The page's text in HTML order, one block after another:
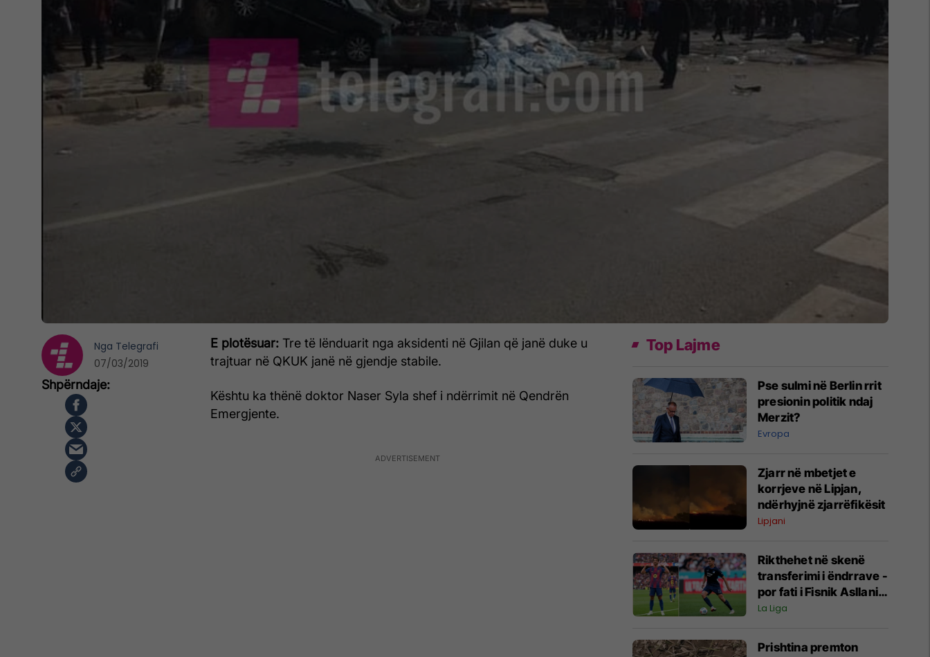
E plotësuar: Tre të lënduarit nga aksidenti në Gjilan që janë duke u
trajtuar në QKUK janë në gjendje stabile.
Kështu ka thënë doktor Naser Syla shef i ndërrimit në Qendrën
Emergjente.
Nga Telegrafi
07/03/2019
Top Lajme
Pse sulmi në Berlin rrit
presionin politik ndaj
Merzit?
Evropa
Zjarr në mbetjet e
korrjeve në Lipjan,
ndërhyjnë zjarrëfikësit
Lipjani
Rikthehet në skenë
transferimi i ëndrrave -
por fati i Fisnik Asllanit
vazhdon të varet nga
La Liga
Prishtina premton